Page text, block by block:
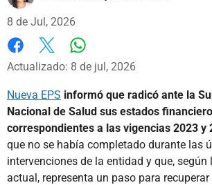
8 de Jul, 2026
Facebook
X
Actualizado: 8 de jul, 2026
Nueva EPS informó que radicó ante la
Nacional de Salud sus estados
correspondientes a las vigencias 2023 y
que no se había completado durante las
intervenciones de la entidad y que,
actual, representa un paso para